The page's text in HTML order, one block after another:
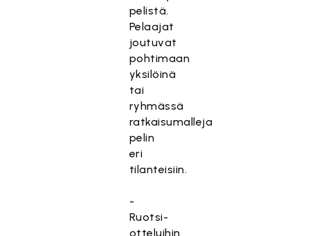
pelistä.
Pelaajat
joutuvat
pohtimaan
yksilöinä
tai
ryhmässä
ratkaisumalleja
pelin
eri
tilanteisiin.
-
Ruotsi-
otteluihin